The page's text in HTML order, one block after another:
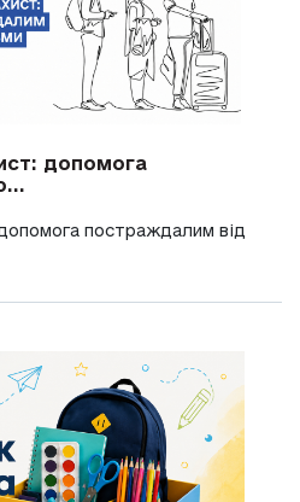
допомога
постраждалим від